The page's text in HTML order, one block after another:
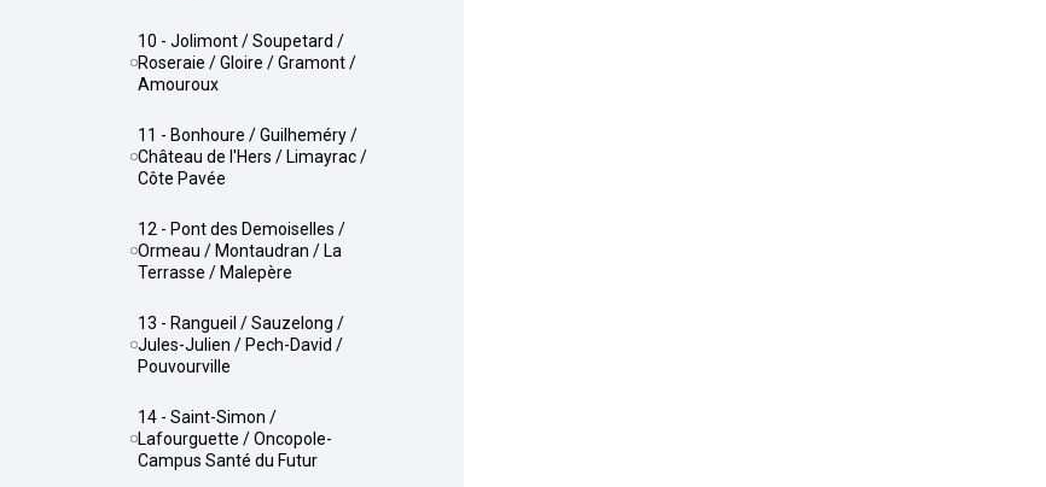
10 - Jolimont / Soupetard /
Roseraie / Gloire / Gramont /
Amouroux
11 - Bonhoure / Guilheméry /
Château de l'Hers / Limayrac /
Côte Pavée
12 - Pont des Demoiselles /
Ormeau / Montaudran / La
Terrasse / Malepère
13 - Rangueil / Sauzelong /
Jules-Julien / Pech-David /
Pouvourville
14 - Saint-Simon /
Lafourguette / Oncopole-
Campus Santé du Futur